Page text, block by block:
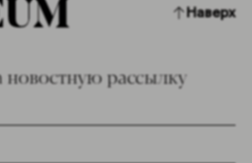
Наверх
рассылку